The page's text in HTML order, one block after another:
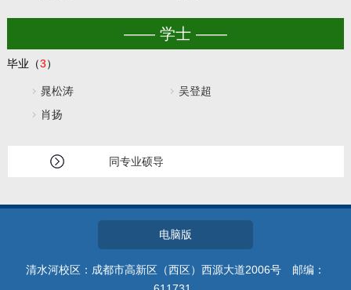
—— 学士 ——
毕业（3）
晁松涛
吴登超
肖扬
同专业硕导
电脑版
清水河校区：成都市高新区（西区）西源大道2006号 邮编：